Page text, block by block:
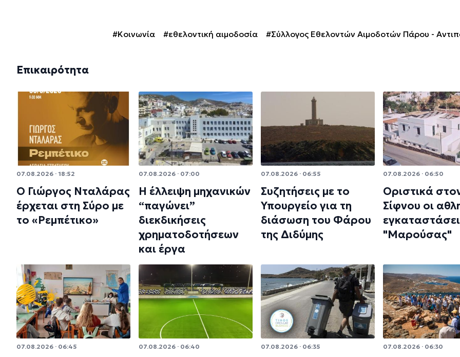
#Κοινωνία #εθελοντική αιμοδοσία #Σύλλογος Εθελοντών Αιμοδοτών Πάρου -
Επικαιρότητα
07.08.2026 · 18:52
Ο Γιώργος Νταλάρας
έρχεται στη Σύρο με
το «Ρεμπέτικο»
07.08.2026 · 07:00
Η έλλειψη μηχανικών
“παγώνει”
διεκδικήσεις
χρηματοδοτήσεων
και έργα
07.08.2026 · 06:55
Συζητήσεις με το
Υπουργείο για τη
διάσωση του Φάρου
της Διδύμης
07.08.2026 · 06:50
Οριστικά
Σίφνου οι
"Μαρούσας"
07.08.2026 · 06:45 07.08.2026 · 06:40 07.08.2026 · 06:35 07.08.2026 · 06:30